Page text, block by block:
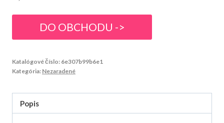
DO OBCHODU ->
Katalógové číslo: 6e307b99b6e1
Kategória: Nezaradené
Popis